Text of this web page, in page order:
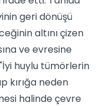
geri dönüşü
altını çizen
ve evresine
huylu tümörlerin
kırığa neden
halinde çevre